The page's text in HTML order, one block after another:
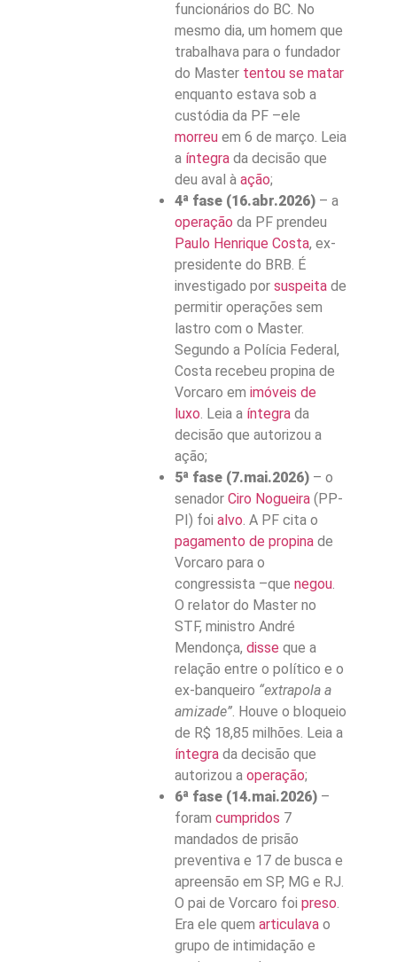
funcionários do BC. No
mesmo dia, um homem que
trabalhava para o fundador
do Master tentou se matar
enquanto estava sob a
custódia da PF –ele
morreu em 6 de março. Leia
a íntegra da decisão que
deu aval àação;
4ª fase (16.abr.2026) – a
operação da PF prendeu
Paulo Henrique Costa, ex-
presidente do BRB. É
investigado porsuspeita de
permitir operações sem
lastro com o Master.
Segundo a Polícia Federal,
Costa recebeu propina de
Vorcaro emimóveis de
luxo. Leia a íntegra da
decisão que autorizou a
ação;
5ª fase (7.mai.2026) – o
senadorCiro Nogueira (PP-
PI) foialvo. A PF cita o
pagamento de propina de
Vorcaro para o
congressista –quenegou.
O relator do Master no
STF, ministro André
Mendonça,disse que a
relação entre o político e o
ex-banqueiro “extrapola a
amizade”. Houve o bloqueio
de R$ 18,85 milhões. Leia a
íntegra da decisão que
autorizou aoperação;
6ª fase (14.mai.2026) –
foramcumpridos 7
mandados de prisão
preventiva e 17 de busca e
apreensão em SP, MG e RJ.
O pai de Vorcaro foipreso.
Era ele quemarticulava o
grupo de intimidação e